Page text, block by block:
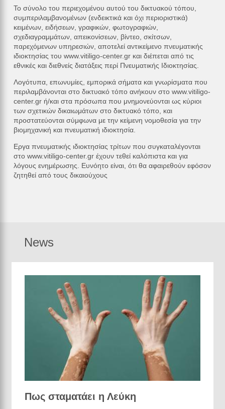
Το σύνολο του περιεχομένου αυτού του δικτυακού τόπου,
συμπεριλαμβανομένων (ενδεικτικά και όχι περιοριστικά)
κειμένων, ειδήσεων, γραφικών, φωτογραφιών,
σχεδιαγραμμάτων, απεικονίσεων, βίντεο, σκίτσων,
παρεχόμενων υπηρεσιών, αποτελεί αντικείμενο πνευματικής
ιδιοκτησίας του www.vitiligo-center.gr και διέπεται από τις
εθνικές και διεθνείς διατάξεις περί Πνευματικής Ιδιοκτησίας.
Λογότυπα, επωνυμίες, εμπορικά σήματα και γνωρίσματα που
περιλαμβάνονται στο δικτυακό τόπο ανήκουν στο www.vitiligo-
center.gr ή/και στα πρόσωπα που μνημονεύονται ως κύριοι
των σχετικών δικαιωμάτων στο δικτυακό τόπο, και
προστατεύονται σύμφωνα με την κείμενη νομοθεσία για την
βιομηχανική και πνευματική ιδιοκτησία.
Εργα πνευματικής ιδιοκτησίας τρίτων που συγκαταλέγονται
στο www.vitiligo-center.gr έχουν τεθεί καλόπιστα και για
λόγους ενημέρωσης. Ευνόητο είναι, ότι θα αφαιρεθούν εφόσον
ζητηθεί από τους δικαιούχους
News
Πως σταματάει η Λεύκη